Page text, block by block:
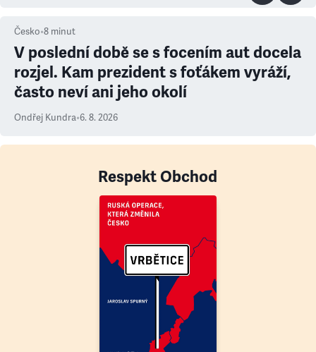
Česko•8 minut
V poslední době se s focením aut docela
rozjel. Kam prezident s foťákem vyráží,
často neví ani jeho okolí
Ondřej Kundra•6. 8. 2026
Respekt Obchod